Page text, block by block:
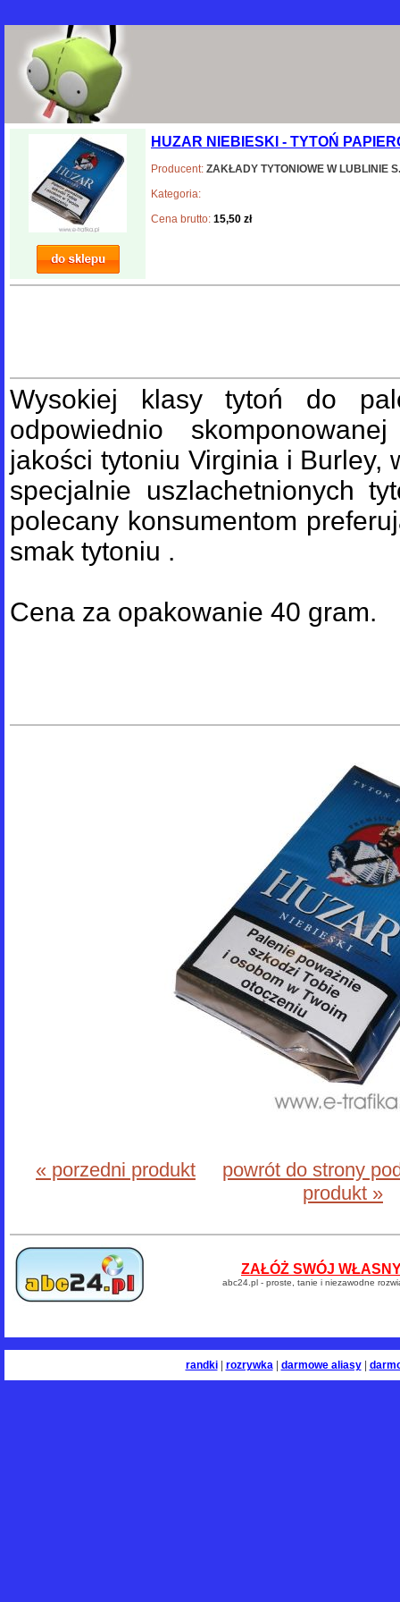
HUZAR NIEBIESKI - TYTOŃ
Producent: ZAKŁADY TYTONIOWE W LUBLINIE
Kategoria:
Cena brutto: 15,50 zł
Wysokiej klasy tytoń do
odpowiednio
jakości tytoniu Virginia i Burley,
specjalnie uszlachetnionych
polecany konsumentom
smak tytoniu .
Cena za opakowanie 40 gram.
« porzedni produkt
powrót do strony
produkt »
ZAŁÓŻ SWÓJ
abc24.pl - proste, tanie i niezawodne
randki| rozrywka| darmowe aliasy|